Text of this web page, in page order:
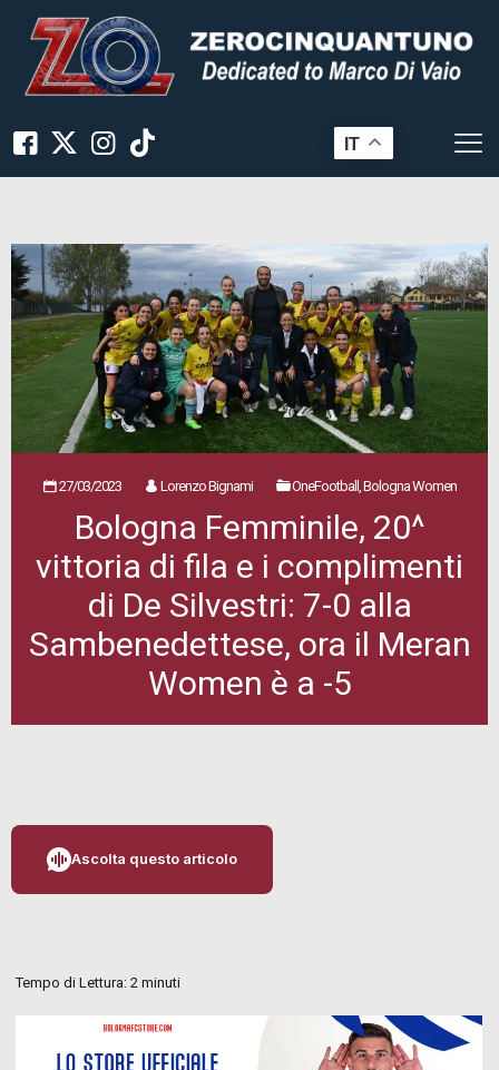
IT
27/03/2023 Lorenzo Bignami OneFootball, Bologna Women
Bologna Femminile, 20^
vittoria di fila e i complimenti
di De Silvestri: 7-0 alla
Sambenedettese, ora il Meran
Women è a -5
Ascolta questo articolo
Tempo di Lettura:2 minuti